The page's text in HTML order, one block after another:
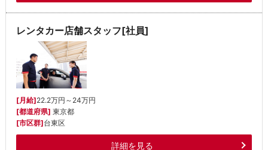
レンタカー店舗スタッフ[社員]
[月給]22.2万円～24万円
[都道府県] 東京都
[市区群]台東区
詳細を見る